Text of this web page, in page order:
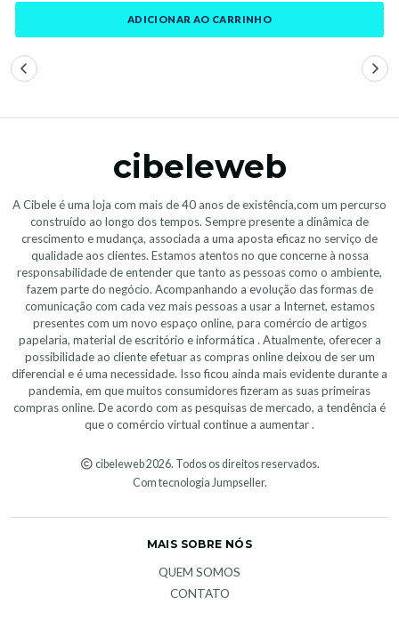
ADICIONAR AO CARRINHO
cibeleweb
A Cibele é uma loja com mais de 40 anos de existência,com um percurso
construído ao longo dos tempos. Sempre presente a dinâmica de
crescimento e mudança, associada a uma aposta eficaz no serviço de
qualidade aos clientes. Estamos atentos no que concerne à nossa
responsabilidade de entender que tanto as pessoas como o ambiente,
fazem parte do negócio. Acompanhando a evolução das formas de
comunicação com cada vez mais pessoas a usar a Internet, estamos
presentes com um novo espaço online, para comércio de artigos
papelaria, material de escritório e informática . Atualmente, oferecer a
possibilidade ao cliente efetuar as compras online deixou de ser um
diferencial e é uma necessidade. Isso ficou ainda mais evidente durante a
pandemia, em que muitos consumidores fizeram as suas primeiras
compras online. De acordo com as pesquisas de mercado, a tendência é
que o comércio virtual continue a aumentar .
cibeleweb 2026. Todos os direitos reservados.
Com tecnologia Jumpseller.
MAIS SOBRE NÓS
QUEM SOMOS
CONTATO